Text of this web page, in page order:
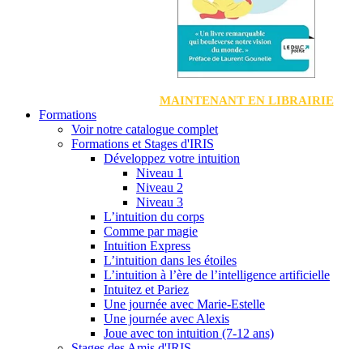
MAINTENANT EN LIBRAIRIE
Formations
Voir notre catalogue complet
Formations et Stages d'IRIS
Développez votre intuition
Niveau 1
Niveau 2
Niveau 3
L’intuition du corps
Comme par magie
Intuition Express
L’intuition dans les étoiles
L’intuition à l’ère de l’intelligence artificielle
Intuitez et Pariez
Une journée avec Marie-Estelle
Une journée avec Alexis
Joue avec ton intuition (7-12 ans)